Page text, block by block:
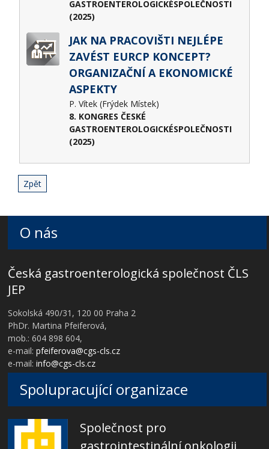
GASTROENTEROLOGICKÉSPOLEČNOSTI
(2025)
JAK NA PRACOVIŠTI NEJLÉPE
ZAVÉST EURCP KONCEPT?
ORGANIZAČNÍ A EKONOMICKÉ
ASPEKTY
P. Vítek (Frýdek Místek)
8. KONGRES ČESKÉ
GASTROENTEROLOGICKÉSPOLEČNOSTI
(2025)
Zpět
O nás
Česká gastroenterologická společnost ČLS
JEP
Sokolská 490/31, 120 00 Praha 2
PhDr. Martina Pfeiferová,
mob.: 604 898 604,
e-mail:pfeiferova@cgs-cls.cz
e-mail:info@cgs-cls.cz
Spolupracující organizace
Společnost pro
gastrointestinální onkologii